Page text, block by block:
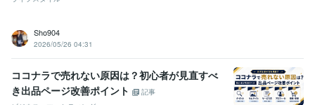
Sho904
2026/05/26 04:31
ココナラで売れない原因は？初心者が見直すべ
き出品ページ改善ポイント
記事